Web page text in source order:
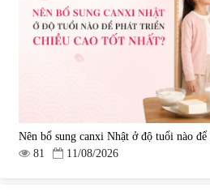
Nên bổ sung canxi Nhật ở độ tuổi nào
81
11/08/2026